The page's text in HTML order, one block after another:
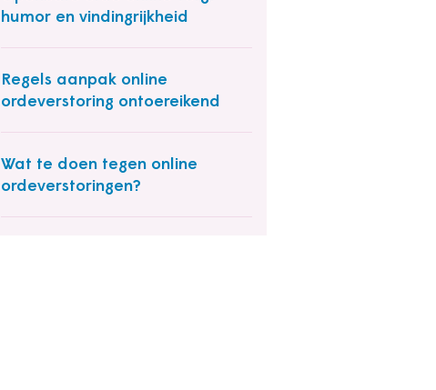
humor en vindingrijkheid
Regels aanpak online
ordeverstoring ontoereikend
Wat te doen tegen online
ordeverstoringen?